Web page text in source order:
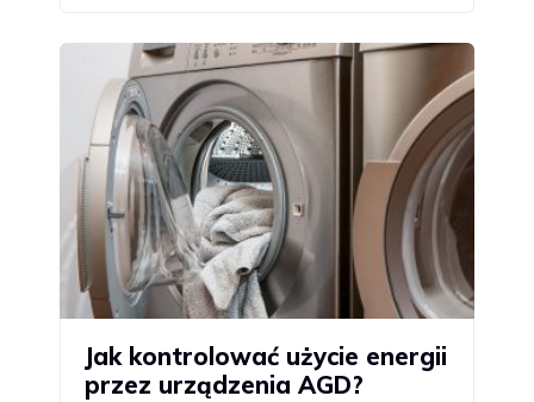
Jak kontrolować użycie energii
przez urządzenia AGD?